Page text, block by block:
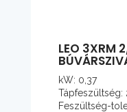
LEO 3XRM
kW: 0,37
Feszültség-